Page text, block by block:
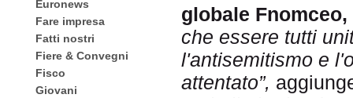
Euronews
Fare impresa
Fatti nostri
Fiere & Convegni
Fisco
Giovani
globale Fnomceo,
che essere tutti
l'antisemitismo e
attentato”,